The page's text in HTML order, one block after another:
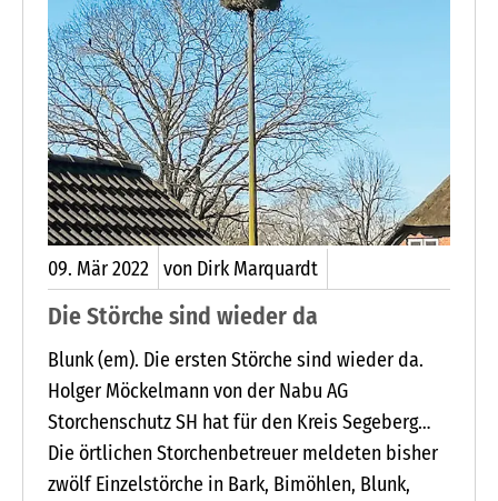
09. Mär2022 von Dirk Marquardt
Die Störche sind wieder da
Blunk (em). Die ersten Störche sind wieder da.
Holger Möckelmann von der Nabu AG
Storchenschutz SH hat für den Kreis Segeberg
aus einigen Ortschaften schon Meldungen
erhalten. Die Störche kehren seit Anfang Februar
Die örtlichen Storchenbetreuer meldeten bisher
zwölf Einzelstörche in Bark, Bimöhlen, Blunk,